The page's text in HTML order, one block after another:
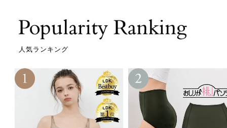
人気ランキング